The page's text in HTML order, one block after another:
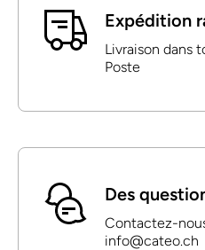
Expédition
Livraison dans
Poste
Des
Contactez-
info@cateo.ch